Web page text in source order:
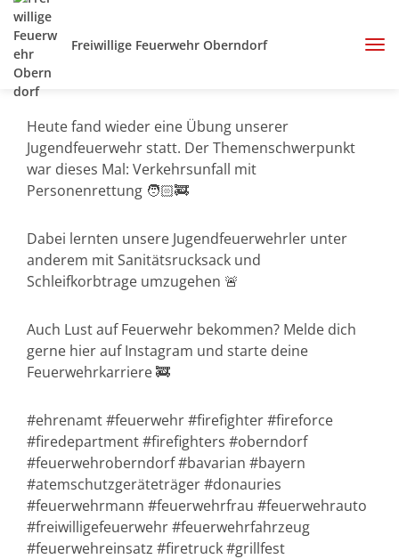
Freiwillige Feuerwehr Oberndorf
Heute fand wieder eine Übung unserer
Jugendfeuerwehr statt. Der Themenschwerpunkt
war dieses Mal: Verkehrsunfall mit
Personenrettung 🧑🏻‍🚒
Dabei lernten unsere Jugendfeuerwehrler unter
anderem mit Sanitätsrucksack und
Schleifkorbtrage umzugehen 🚨
Auch Lust auf Feuerwehr bekommen? Melde dich
gerne hier auf Instagram und starte deine
Feuerwehrkarriere 🚒
#ehrenamt #feuerwehr #firefighter #fireforce
#firedepartment #firefighters #oberndorf
#feuerwehroberndorf #bavarian #bayern
#atemschutzgeräteträger #donauries
#feuerwehrmann #feuerwehrfrau #feuerwehrauto
#freiwilligefeuerwehr #feuerwehrfahrzeug
#feuerwehreinsatz #firetruck #grillfest